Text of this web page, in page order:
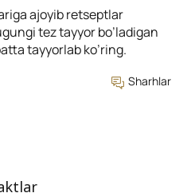
ajoyib retseptlar
tez tayyor bo’ladigan
tayyorlab ko’ring.
Sharhlar